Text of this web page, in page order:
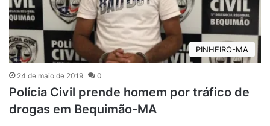
PINHEIRO-MA
24 de maio de 2019 0
Polícia Civil prende homem por tráfico de
drogas em Bequimão-MA